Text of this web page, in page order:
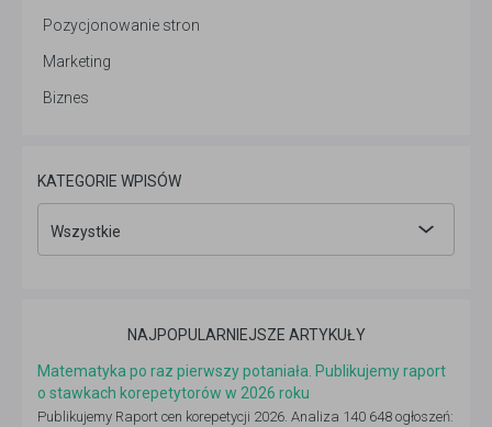
Pozycjonowanie stron
Marketing
Biznes
KATEGORIE WPISÓW
Wszystkie
NAJPOPULARNIEJSZE ARTYKUŁY
Matematyka po raz pierwszy potaniała. Publikujemy raport
o stawkach korepetytorów w 2026 roku
Publikujemy Raport cen korepetycji 2026. Analiza 140 648 ogłoszeń: